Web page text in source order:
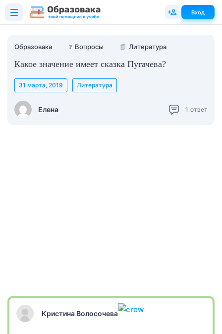
Образовака ❓ Вопросы 📗 Литература
Какое значение имеет сказка Пугачева?
Елена
31 марта, 2019 Литература
1 ответ
Кристина Волосочева
Вход